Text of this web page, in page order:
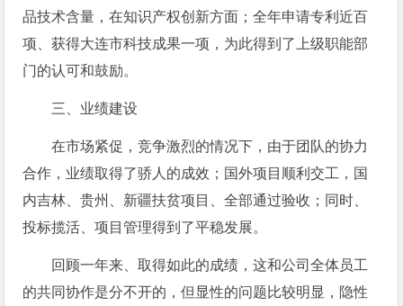
品技术含量，在知识产权创新方面；全年申请专利近百
项、获得大连市科技成果一项，为此得到了上级职能部
门的认可和鼓励。
三、业绩建设
在市场紧促，竞争激烈的情况下，由于团队的协力
合作，业绩取得了骄人的成效；国外项目顺利交工，国
内吉林、贵州、新疆扶贫项目、全部通过验收；同时、
投标揽活、项目管理得到了平稳发展。
回顾一年来、取得如此的成绩，这和公司全体员工
的共同协作是分不开的，但显性的问题比较明显，隐性